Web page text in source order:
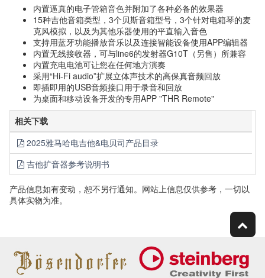
内置逼真的电子管箱音色并附加了各种必备的效果器
15种吉他音箱类型，3个贝斯音箱型号，3个针对电箱琴的麦
克风模拟，以及为其他乐器使用的平直输入音色
支持用蓝牙功能播放音乐以及连接智能设备使用APP编辑器
内置无线接收器，可与line6的发射器G10T（另售）所兼容
内置充电电池可让您在任何地方演奏
采用“Hi-Fi audio”扩展立体声技术的高保真音频回放
即插即用的USB音频接口用于录音和回放
为桌面和移动设备开发的专用APP "THR Remote"
相关下载
2025雅马哈电吉他&电贝司产品目录
吉他扩音器参考说明书
产品信息如有变动，恕不另行通知。网站上信息仅供参考，一切以
具体实物为准。